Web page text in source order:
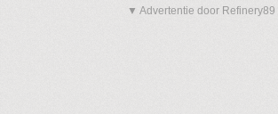
▼ Advertentie door Refinery89